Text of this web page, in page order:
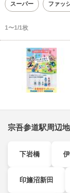
スーパー ファッ
1〜1/1枚
宗吾参道駅周辺
下岩橋
印旛沼新田